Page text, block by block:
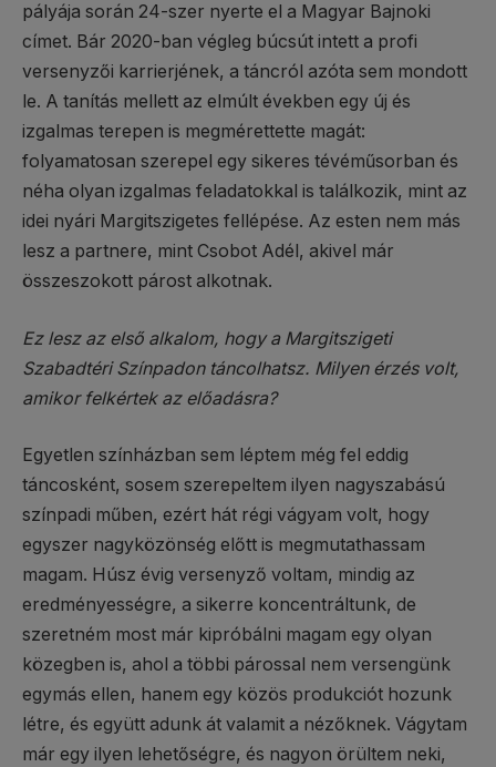
pályája során 24-szer nyerte el a Magyar Bajnoki
címet. Bár 2020-ban végleg búcsút intett a profi
versenyzői karrierjének, a táncról azóta sem mondott
le. A tanítás mellett az elmúlt években egy új és
izgalmas terepen is megmérettette magát:
folyamatosan szerepel egy sikeres tévéműsorban és
néha olyan izgalmas feladatokkal is találkozik, mint az
idei nyári Margitszigetes fellépése. Az esten nem más
lesz a partnere, mint Csobot Adél, akivel már
összeszokott párost alkotnak.
Ez lesz az első alkalom, hogy a Margitszigeti
Szabadtéri Színpadon táncolhatsz. Milyen érzés volt,
amikor felkértek az előadásra?
Egyetlen színházban sem léptem még fel eddig
táncosként, sosem szerepeltem ilyen nagyszabású
színpadi műben, ezért hát régi vágyam volt, hogy
egyszer nagyközönség előtt is megmutathassam
magam. Húsz évig versenyző voltam, mindig az
eredményességre, a sikerre koncentráltunk, de
szeretném most már kipróbálni magam egy olyan
közegben is, ahol a többi párossal nem versengünk
egymás ellen, hanem egy közös produkciót hozunk
létre, és együtt adunk át valamit a nézőknek. Vágytam
már egy ilyen lehetőségre, és nagyon örültem neki,